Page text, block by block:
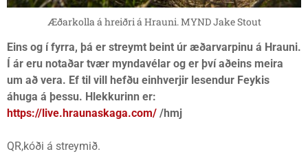
Æðarkolla á hreiðri á Hrauni. MYND Jake Stout
Eins og í fyrra, þá er streymt beint úr æðarvarpinu á Hrauni.
Í ár eru notaðar tvær myndavélar og er því aðeins meira
um að vera. Ef til vill hefðu einhverjir lesendur Feykis
áhuga á þessu. Hlekkurinn er:
https://live.hraunaskaga.com/ /hmj
QR,kóði á streymið.